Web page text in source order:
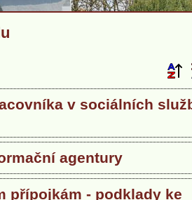
v sociálních
agentury
přípojkám - podklady ke